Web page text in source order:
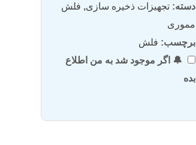
دسته: تجهیزات ذخیره سازی, فلش
مموری
برچسب: فلش
🔔 اگر موجود شد به من اطلاع
بده